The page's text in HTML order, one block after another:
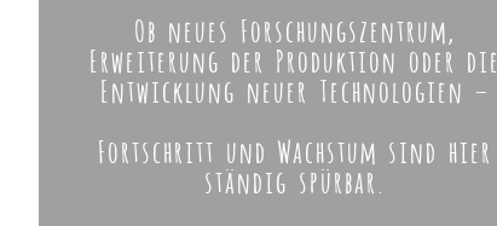
Ob neues Forschungszentrum,
Erweiterung der Produktion oder die
Entwicklung neuer Technologien –
Fortschritt und Wachstum sind hier
ständig spürbar.